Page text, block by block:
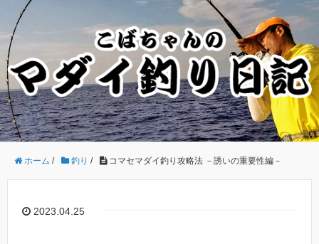
ホーム / 釣り / コマセマダイ釣り攻略法 －誘いの重要性編－
2023.04.25